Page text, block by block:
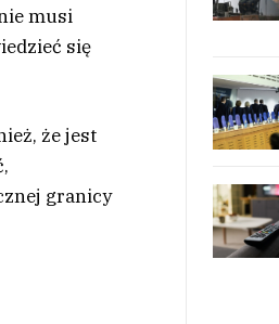
musi
się
że jest
granicy